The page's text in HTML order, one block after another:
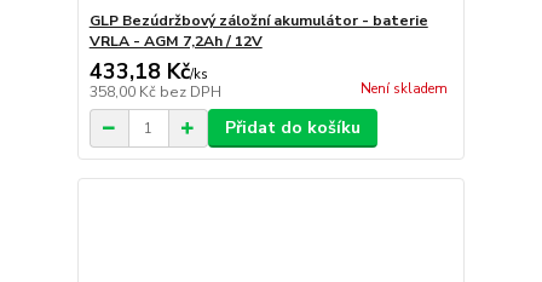
GLP Bezúdržbový záložní akumulátor - baterie
VRLA - AGM 7,2Ah / 12V
433,18 Kč/ks
358,00 Kč bez DPH Není skladem
Přidat do košíku